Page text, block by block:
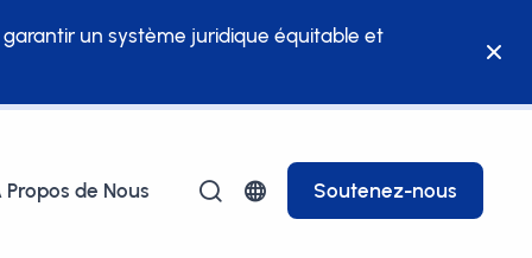
un système juridique équitable et
Propos de Nous Soutenez-nous